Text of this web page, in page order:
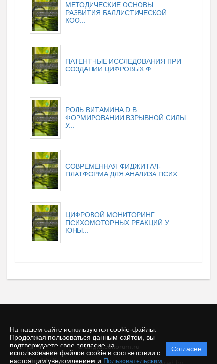
На нашем сайте используются cookie-файлы.
Продолжая пользоваться данным сайтом, вы
подтверждаете свое согласие на
использование файлов cookie в соответствии с
настоящим уведомлением и Пользовательским
Согласен
МЕТОДИЧЕСКИЕ ОСНОВЫ
РАЗВИТИЯ БАЛЛИСТИЧЕСКОЙ
КОО...
ПАТЕНТНЫЕ ИССЛЕДОВАНИЯ ПРИ
СОЗДАНИИ ЦИФРОВЫХ Ф...
РОЛЬ ВИТАМИНА D В
ФОРМИРОВАНИИ ВЗРЫВНОЙ СИЛЫ
У...
СОВРЕМЕННАЯ ФИДЖИТАЛ-
ПЛАТФОРМА ДЛЯ АНАЛИЗА ПСИХ...
ЦИФРОВОЙ МОНИТОРИНГ
ПСИХОМОТОРНЫХ РЕАКЦИЙ У
ЮНЫ...
© angtu.editorum.ru
Политика
защиты и